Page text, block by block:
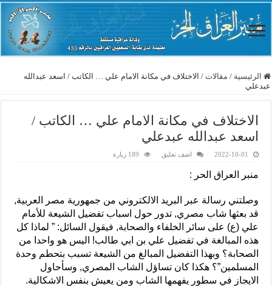
الرئيسية / مقالات / الاختلاف في مكانة الامام علي … الكاتب / اسعد عبدالله
عبدعلي
الاختلاف في مكانة الامام علي … الكاتب /
اسعد عبدالله عبدعلي
2022-10-01 اضف تعليق 189 زيارة
منبر العراق الحر :
وصلتني رسالة عبر البريد الالكتروني من جمهورية مصر العربية,
قد بعثها شاب مصري, تدور حول اسباب تفضيل الشيعة للأمام
علي (ع) على سائر الخلفاء والصحابة, فيقول السائل: ” لماذا كل
هذه المبالغة في تفضيل علي بن ابي طالب! اليس هو واحدا من
الصحابة؟ وبهذا التفضيل المبالغ من الشيعة تسبب بتحطم وحدة
المسلمين”؟ هكذا كان تساؤل الشاب المصري, وسأحاول
الايجاز في سطور يفهمها الشاب ومن يعيش بنفس الاشكالية.